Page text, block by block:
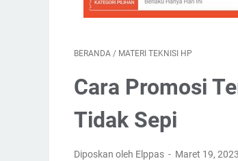
BERANDA / MATERI TEKNISI HP
Cara Promosi
Tidak Sepi
Diposkan oleh Elppas Maret 19, 2023